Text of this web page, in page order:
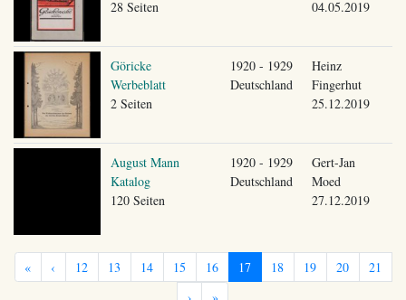
28 Seiten
04.05.2019
Göricke
Werbeblatt
2 Seiten
1920 - 1929
Deutschland
Heinz
Fingerhut
25.12.2019
August Mann
Katalog
120 Seiten
1920 - 1929
Deutschland
Gert-Jan
Moed
27.12.2019
« ‹ 12 13 14 15 16 17 18 19 20
21
›
»